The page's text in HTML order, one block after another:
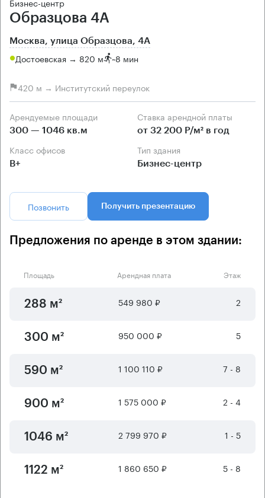
Бизнес-центр
Образцова 4А
Москва, улица Образцова, 4А
Достоевская → 820 м ~8 мин
420 м → Институтский переулок
Арендуемые площади
300 — 1046 кв.м
Ставка арендной платы
от 32 200 Р/м² в год
Класс офисов
B+
Тип здания
Бизнес-центр
Позвонить Получить презентацию
Предложения по аренде в этом здании:
Площадь Арендная плата Этаж
288 м² 549 980 ₽ 2
300 м² 950 000 ₽ 5
590 м² 1 100 110 ₽ 7 - 8
900 м² 1 575 000 ₽ 2 - 4
1046 м² 2 799 970 ₽ 1 - 5
1122 м² 1 860 650 ₽ 5 - 8